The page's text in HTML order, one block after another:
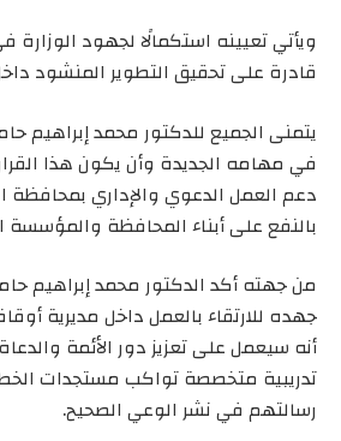
ويأتي تعيينه استكمالًا لجهود
قادرة على تحقيق التطوير المنشود
يتمنى الجميع للدكتور محمد إبراهيم
في مهامه الجديدة وأن يكون هذا
دعم العمل الدعوي والإداري بمحافظة
بالنفع على أبناء المحافظة والمؤسسة
من جهته أكد الدكتور محمد إبراهيم
جهده للارتقاء بالعمل داخل مديرية
أنه سيعمل على تعزيز دور الأئمة
تدريبية متخصصة تواكب مستجدات
رسالتهم في نشر الوعي الصحيح.